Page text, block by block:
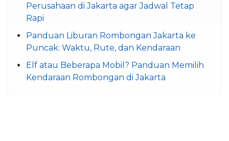
Perusahaan di Jakarta agar Jadwal Tetap
Rapi
Panduan Liburan Rombongan Jakarta ke
Puncak: Waktu, Rute, dan Kendaraan
Elf atau Beberapa Mobil? Panduan Memilih
Kendaraan Rombongan di Jakarta